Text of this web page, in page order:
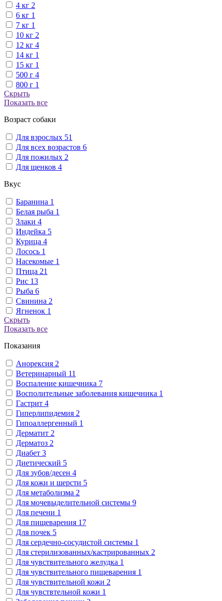
4 кг 2
6 кг 1
7 кг 1
10 кг 2
12 кг 4
14 кг 1
15 кг 1
500 г 4
800 г 1
Скрыть
Показать все
Возраст собаки
Для взрослых 51
Для всех возрастов 6
Для пожилых 2
Для щенков 4
Вкус
Баранина 1
Белая рыба 1
Злаки 4
Индейка 5
Курица 4
Лосось 1
Насекомые 1
Птица 21
Рис 13
Рыба 6
Свинина 2
Ягненок 1
Скрыть
Показать все
Показания
Анорексия 2
Ветеринарный 11
Воспаление кишечника 7
Восполительные заболевания кишечника 1
Гастрит 4
Гиперлипидемия 2
Гипоаллергенный 1
Дерматит 2
Дерматоз 2
Диабет 3
Диетический 5
Для зубов/десен 4
Для кожи и шерсти 5
Для метаболизма 2
Для мочевыделительной системы 9
Для печени 1
Для пищеварения 17
Для почек 5
Для сердечно-сосудистой системы 1
Для стерилизованных/кастрированных 2
Для чувствительного желудка 1
Для чувствительного пищеварения 1
Для чувствительной кожи 2
Для чувствтельной кожи 1